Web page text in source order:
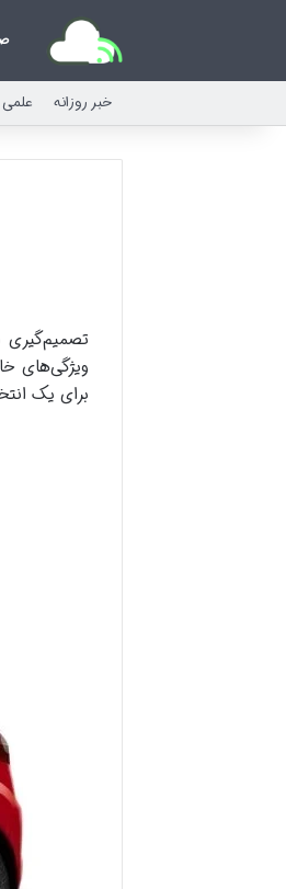
خبر روزانه
ویژگی‌های
برای یک